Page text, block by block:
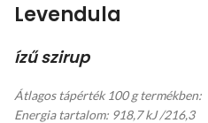
Levendula
ízű szirup
Átlagos tápérték 100 g termékben:
Energia tartalom: 918,7 kJ /216,3